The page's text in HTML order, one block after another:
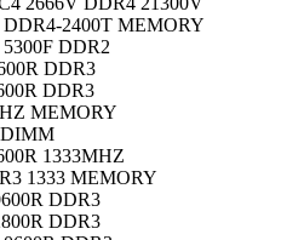
2400T MEMORY
DDR2
DDR3
DDR3
MEMORY
1333MHZ
1333 MEMORY
DDR3
DDR3